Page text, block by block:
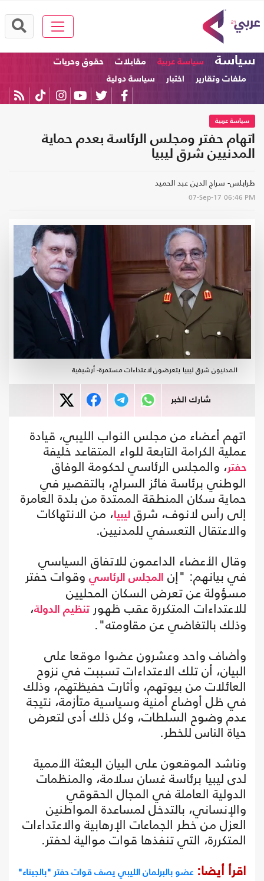
سياسة سياسة عربية مقابلات
حقوق وحريات
ملفات وتقارير
اختبار سياسة دولية
سياسة عربية
اتهام حفتر ومجلس الرئاسة بعدم حماية
المدنيين شرق ليبيا
طرابلس- سراج الدين عبد الحميد
07-Sep-17 06:46 PM
المدنيون شرق ليبيا يتعرضون لاعتداءات مستمرة- أرشيفية
شارك الخبر
اتهم أعضاء من مجلس النواب الليبي، قيادة
عملية الكرامة التابعة للواء المتقاعد خليفة
حفتر ، والمجلس الرئاسي لحكومة الوفاق
الوطني برئاسة فائز السراج، بالتقصير في
حماية سكان المنطقة الممتدة من بلدة العامرة
إلى رأس لانوف، شرق ليبيا، من الانتهاكات
والاعتقال التعسفي للمدنيين.
وقال الأعضاء الداعمون للاتفاق السياسي
في بيانهم: "إن المجلس الرئاسي وقوات حفتر
مسؤولة عن تعرض السكان المحليين
للاعتداءات المتكررة عقب ظهور تنظيم الدولة،
وذلك بالتغاضي عن مقاومته".
وأضاف واحد وعشرون عضوا موقعا على
البيان، أن تلك الاعتداءات تسببت في نزوح
العائلات من بيوتهم، وأثارت حفيظتهم، وذلك
في ظل أوضاع أمنية وسياسية متأزمة، نتيجة
عدم وضوح السلطات، وكل ذلك أدى لتعرض
حياة الناس للخطر.
وناشد الموقعون على البيان البعثة الأممية
لدى ليبيا برئاسة غسان سلامة، والمنظمات
الدولية العاملة في المجال الحقوقي
والإنساني، بالتدخل لمساعدة المواطنين
العزل من خطر الجماعات الإرهابية والاعتداءات
المتكررة، التي تنفذها قوات موالية لحفتر.
اقرأ أيضا: عضو بالبرلمان الليبي يصف قوات حفتر "بالجبناء"‎